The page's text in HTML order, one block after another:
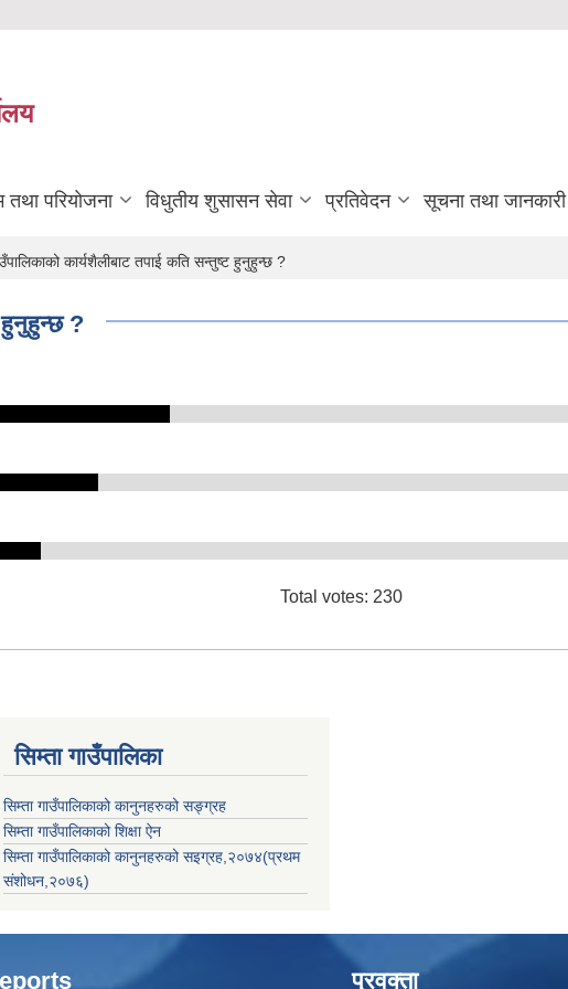
तथा परियोजना विधुतीय शुसासन सेवा प्रतिवेदन सूचना तथा जानकारी
कार्यशैलीबाट तपाई कति सन्तुष्ट हुनुहुन्छ ?
हुनुहुन्छ ?
Total votes: 230
सिम्ता गाउँपालिका
सिम्ता गाउँपालिकाको कानुनहरुको सङ्ग्रह
सिम्ता गाउँपालिकाको शिक्षा ऐन
सिम्ता गाउँपालिकाको कानुनहरुको सइग्रह,२०७४(प्रथम
संशोधन,२०७६)
प्रवक्ता